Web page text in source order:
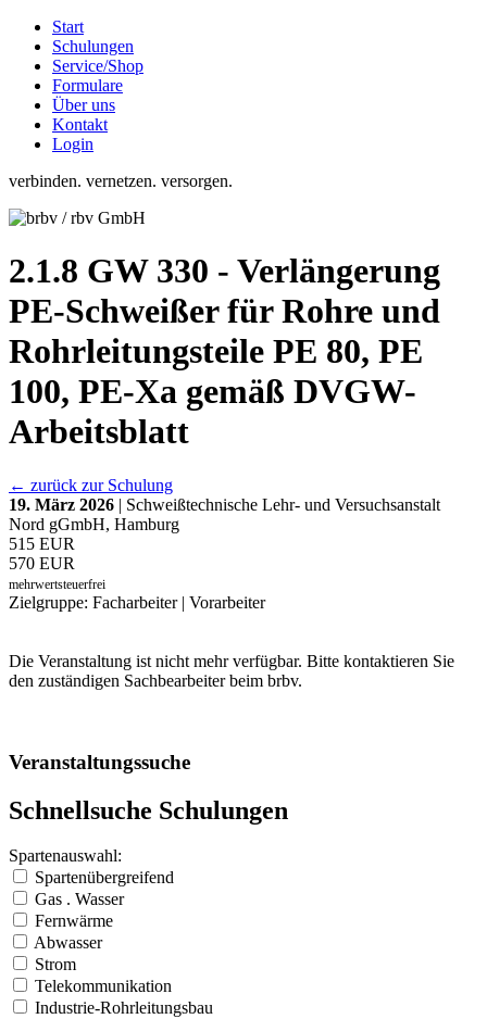
Start
Schulungen
Service/Shop
Formulare
Über uns
Kontakt
Login
verbinden. vernetzen. versorgen.
2.1.8 GW 330 - Verlängerung
PE-Schweißer für Rohre und
Rohrleitungsteile PE 80, PE
100, PE-Xa gemäß DVGW-
Arbeitsblatt
← zurück zur Schulung
19. März 2026 | Schweißtechnische Lehr- und Versuchsanstalt
Nord gGmbH, Hamburg
515 EUR
570 EUR
mehrwertsteuerfrei
Zielgruppe: Facharbeiter | Vorarbeiter
Die Veranstaltung ist nicht mehr verfügbar. Bitte kontaktieren Sie
den zuständigen Sachbearbeiter beim brbv.
Veranstaltungssuche
Schnellsuche Schulungen
Spartenauswahl:
Spartenübergreifend
Gas . Wasser
Fernwärme
Abwasser
Strom
Telekommunikation
Industrie-Rohrleitungsbau